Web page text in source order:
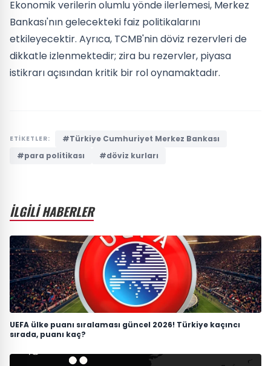
Ekonomik verilerin olumlu yönde ilerlemesi, Merkez
Bankası'nın gelecekteki faiz politikalarını
etkileyecektir. Ayrıca, TCMB'nin döviz rezervleri de
dikkatle izlenmektedir; zira bu rezervler, piyasa
istikrarı açısından kritik bir rol oynamaktadır.
ETİKETLER:
#Türkiye Cumhuriyet Merkez Bankası
#para politikası
#döviz kurları
İLGİLİ HABERLER
UEFA ülke puanı sıralaması güncel 2026! Türkiye kaçıncı
sırada, puanı kaç?